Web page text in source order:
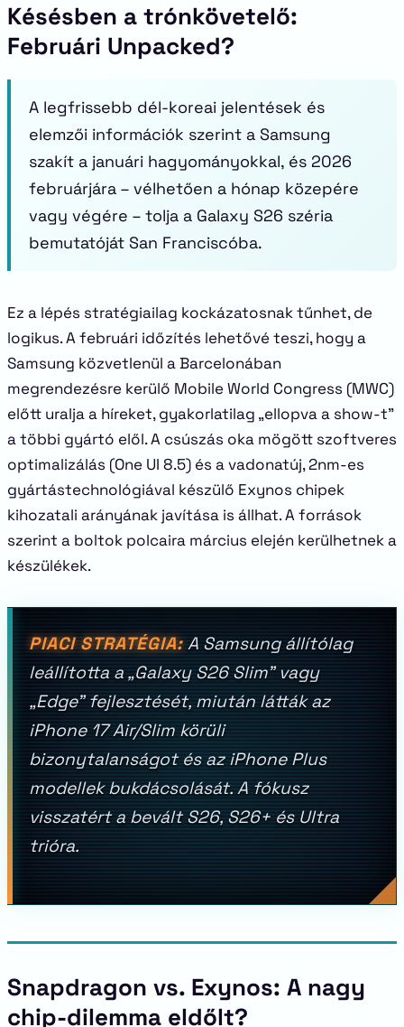
Késésben a trónkövetelő:
Februári Unpacked?
A legfrissebb dél-koreai jelentések és
elemzői információk szerint a Samsung
szakít a januári hagyományokkal, és 2026
februárjára – vélhetően a hónap közepére
vagy végére – tolja a Galaxy S26 széria
bemutatóját San Franciscóba.
Ez a lépés stratégiailag kockázatosnak tűnhet, de
logikus. A februári időzítés lehetővé teszi, hogy a
Samsung közvetlenül a Barcelonában
megrendezésre kerülő Mobile World Congress (MWC)
előtt uralja a híreket, gyakorlatilag „ellopva a show-t”
a többi gyártó elől. A csúszás oka mögött szoftveres
optimalizálás (One UI 8.5) és a vadonatúj, 2nm-es
gyártástechnológiával készülő Exynos chipek
kihozatali arányának javítása is állhat. A források
szerint a boltok polcaira március elején kerülhetnek a
készülékek.
PIACI STRATÉGIA:A Samsung állítólag
leállította a „Galaxy S26 Slim” vagy
„Edge” fejlesztését, miután látták az
iPhone 17 Air/Slim körüli
bizonytalanságot és az iPhone Plus
modellek bukdácsolását. A fókusz
visszatért a bevált S26, S26+ és Ultra
trióra.
Snapdragon vs. Exynos: A nagy
chip-dilemma eldőlt?